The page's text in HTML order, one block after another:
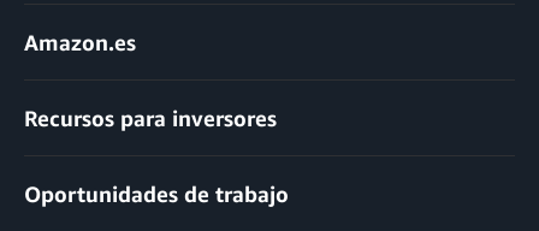
Amazon.es
Recursos para inversores
Oportunidades de trabajo